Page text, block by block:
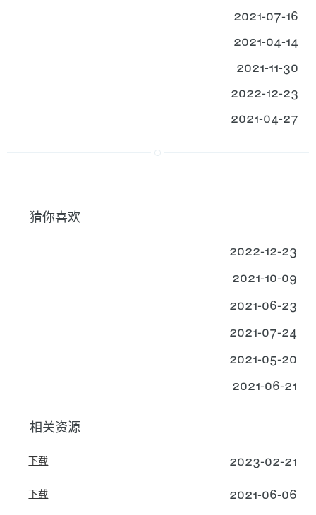
2021-07-16
2021-04-14
2021-11-30
2022-12-23
2021-04-27
猜你喜欢
2022-12-23
2021-10-09
2021-06-23
2021-07-24
2021-05-20
2021-06-21
相关资源
下载 2023-02-21
下载 2021-06-06